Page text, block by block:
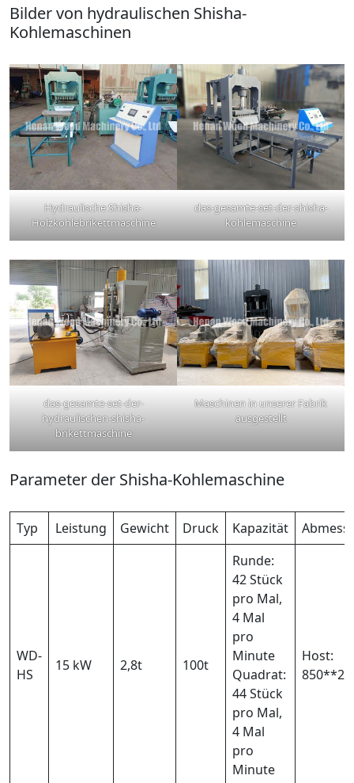
Bilder von hydraulischen Shisha-
Kohlemaschinen
Hydraulische Shisha-
Holzkohlebrikettmaschine
das-gesamte-set-der-shisha-
kohlemaschine
das-gesamte-set-der-
hydraulischen-shisha-
brikettmaschine
Maschinen in unserer Fabrik
ausgestellt
Parameter der Shisha-Kohlemaschine
Typ Leistung Gewicht Druck Kapazität
WD-
HS
15 kW 2,8t 100t
Runde:
42 Stück
pro Mal,
4 Mal
pro
Minute
Quadrat:
44 Stück
pro Mal,
4 Mal
pro
Minute
Host: